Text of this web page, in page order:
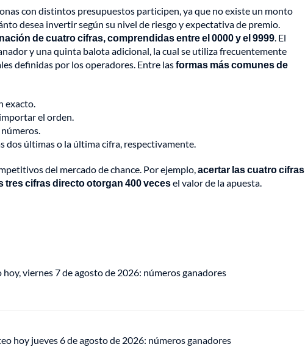
con distintos presupuestos participen, ya que no existe un monto
desea invertir según su nivel de riesgo y expectativa de premio.
de cuatro cifras, comprendidas entre el 0000 y el 9999. El
y una quinta balota adicional, la cual se utiliza frecuentemente
definidas por los operadores. Entre lasformas más comunes de
exacto.
el orden.
dos últimas o la última cifra, respectivamente.
del mercado de chance. Por ejemplo,acertar las cuatro cifras
tres cifras directo otorgan 400 vecesel valor de la apuesta.
viernes 7 de agosto de 2026: números ganadores
hoy jueves 6 de agosto de 2026: números ganadores